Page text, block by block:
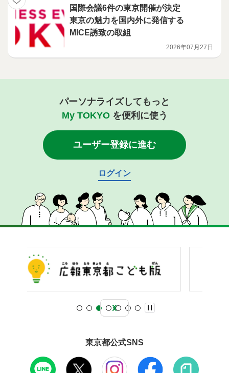
国際会議6件の東京開催が決定
東京の魅力を国内外に発信する
MICE誘致の取組
2026年07月27日
パーソナライズしてもっと
My TOKYOを便利に使う
ユーザー登録に進む
ログイン
東京都公式SNS